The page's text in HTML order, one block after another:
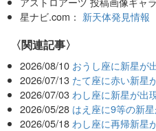
星ナビ.com： 新天体発見情報
関連記事
2026/08/10 おうし座に新星が
2026/07/13 たて座に赤い新星
2026/07/03 わし座に新星が出
2026/05/28 はえ座に9等の新
2026/05/18 わし座に再帰新星